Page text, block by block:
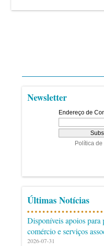
Newsletter
Últimas Notícias
Disponíveis apoios para
comércio e serviços
2026-07-31